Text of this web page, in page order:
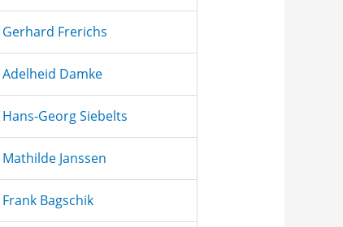
Gerhard Frerichs
Adelheid Damke
Hans-Georg Siebelts
Mathilde Janssen
Frank Bagschik